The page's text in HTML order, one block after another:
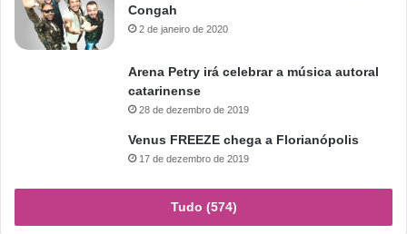
Congah
2 de janeiro de 2020
Arena Petry irá celebrar a música autoral
catarinense
28 de dezembro de 2019
Venus FREEZE chega a Florianópolis
17 de dezembro de 2019
Tudo (574)